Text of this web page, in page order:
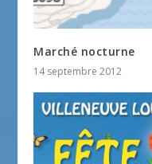
Marché nocturne
14 septembre 2012